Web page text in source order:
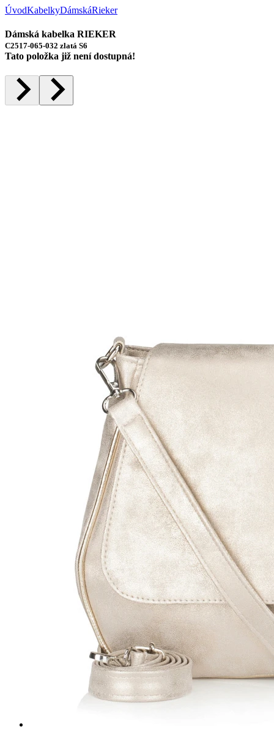
ÚvodKabelkyDámskáRieker
Dámská kabelka RIEKER
C2517-065-032 zlatá S6
Tato položka již není dostupná!